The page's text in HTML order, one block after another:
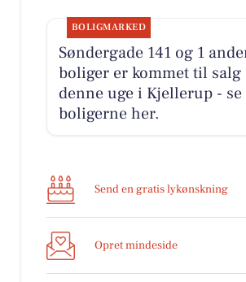
BOLIGMARKED
Søndergade 141 og 1
boliger er kommet til salg
denne uge i Kjellerup - se
boligerne her.
Send en gratis lykønskning
Opret mindeside